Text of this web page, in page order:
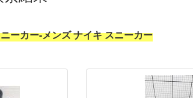
ーカー-メンズ ナイキ スニーカー